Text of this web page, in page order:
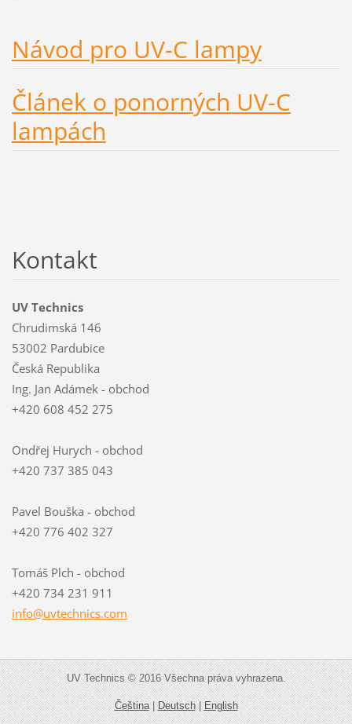
Návod pro UV-C lampy
Článek o ponorných UV-C
lampách
Kontakt
UV Technics
Chrudimská 146
53002 Pardubice
Česká Republika
Ing. Jan Adámek - obchod
+420 608 452 275
Ondřej Hurych - obchod
+420 737 385 043
Pavel Bouška - obchod
+420 776 402 327
Tomáš Plch - obchod
+420 734 231 911
info@uvtechnics.com
UV Technics © 2016 Všechna práva vyhrazena.
Čeština|Deutsch|English